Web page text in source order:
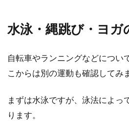
コース別攻
ヒルクライムは、
っていくことです
水泳・縄跳び・ヨガ
自転車やランニングなどについ
こからは別の運動も確認してみ
まずは水泳ですが、泳法によっ
ります。